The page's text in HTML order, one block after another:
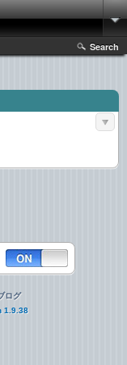
Search
ログ
1.9.38